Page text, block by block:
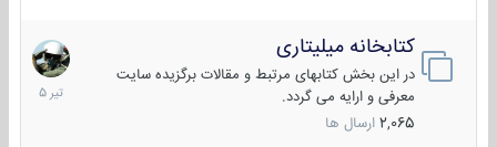
کتابخانه میلیتاری
در این بخش کتابهای مرتبط و مقالات برگزیده سایت
معرفی و ارایه می گردد.
2,065 ارسال ها
16
تیر
1405